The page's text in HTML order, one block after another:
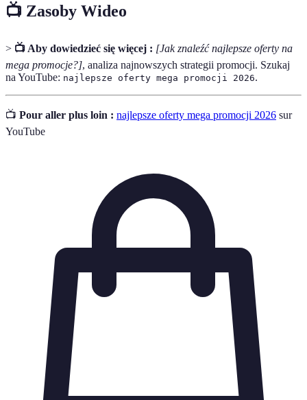
📺 Zasoby Wideo
> 📺 Aby dowiedzieć się więcej : [Jak znaleźć najlepsze oferty na
mega promocje?], analiza najnowszych strategii promocji. Szukaj
na YouTube: najlepsze oferty mega promocji 2026.
📺 Pour aller plus loin : najlepsze oferty mega promocji 2026 sur
YouTube